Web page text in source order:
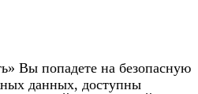
Вы попадете на безопасную
данных, доступны